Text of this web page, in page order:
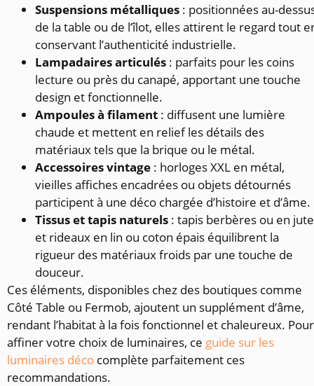
Suspensions métalliques : positionnées au-
de la table ou de l’îlot, elles attirent le regard tout
conservant l’authenticité industrielle.
Lampadaires articulés : parfaits pour les coins
lecture ou près du canapé, apportant une touche
design et fonctionnelle.
Ampoules à filament : diffusent une lumière
chaude et mettent en relief les détails des
matériaux tels que la brique ou le métal.
Accessoires vintage : horloges XXL en métal,
vieilles affiches encadrées ou objets détournés
participent à une déco chargée d’histoire et d’âme.
Tissus et tapis naturels : tapis berbères ou en jute
et rideaux en lin ou coton épais équilibrent la
rigueur des matériaux froids par une touche de
douceur.
Ces éléments, disponibles chez des boutiques comme
Côté Table ou Fermob, ajoutent un supplément d’âme,
rendant l’habitat à la fois fonctionnel et chaleureux. Pour
affiner votre choix de luminaires, ce guide sur les
luminaires déco complète parfaitement ces
recommandations.